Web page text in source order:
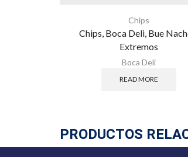
Chips
Chips, Boca Deli, Bue
Extremos
Boca Deli
READ MORE
PRODUCTOS